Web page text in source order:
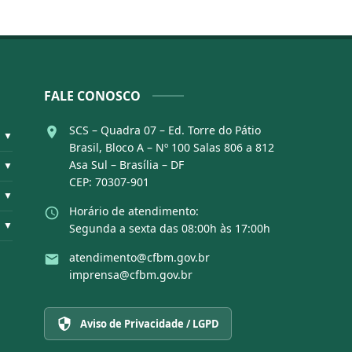
▼
▼
▼
▼
FALE CONOSCO
SCS – Quadra 07 – Ed. Torre do Pátio
Brasil, Bloco A – Nº 100 Salas 806 a 812
Asa Sul – Brasília – DF
CEP: 70307-901
Horário de atendimento:
Segunda a sexta das 08:00h às 17:00h
atendimento@cfbm.gov.br
imprensa@cfbm.gov.br
Aviso de Privacidade / LGPD